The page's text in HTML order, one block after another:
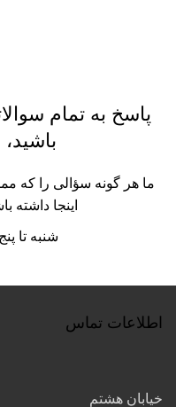
پاسخ به تمام
ما هر گونه سؤالی را که
اینجا داشته
شنبه تا پنج
اطلاعات تماس
خیابان هشتم